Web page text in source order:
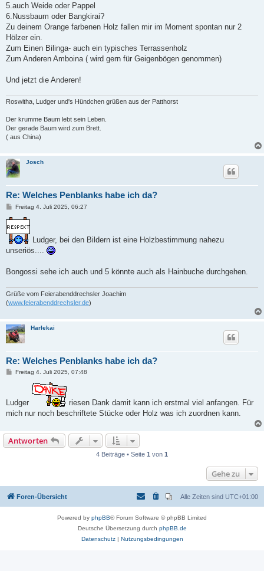
5.auch Weide oder Pappel
6.Nussbaum oder Bangkirai?
Zu deinem Orange farbenen Holz fallen mir im Moment spontan nur 2
Hölzer ein.
Zum Einen Bilinga- auch ein typisches Terrassenholz
Zum Anderen Amboina ( wird gern für Geigenbögen genommen)
Und jetzt die Anderen!
Roswitha, Ludger und's Hündchen grüßen aus der Patthorst
Der krumme Baum lebt sein Leben.
Der gerade Baum wird zum Brett.
( aus China)
Josch
Re: Welches Penblanks habe ich da?
B
i
t
r
a
g
Freitag 4. Juli 2025, 06:27
Ludger, bei den Bildern ist eine Holzbestimmung nahezu
unseriös....
Bongossi sehe ich auch und 5 könnte auch als Hainbuche durchgehen.
Grüße vom Feierabenddrechsler Joachim
(www.feierabenddrechsler.de)
Harlekai
Re: Welches Penblanks habe ich da?
B
a
g
Freitag 4. Juli 2025, 07:48
Ludger
riesen Dank damit kann ich erstmal viel anfangen. Für
mich nur noch beschriftete Stücke oder Holz was ich zuordnen kann.
Antworten
4 Beiträge • Seite 1 von 1
Gehe zu
Foren-Übersicht Alle Zeiten sind UTC+01:00
Powered by phpBB® Forum Software © phpBB Limited
Deutsche Übersetzung durch phpBB.de
Datenschutz| Nutzungsbedingungen